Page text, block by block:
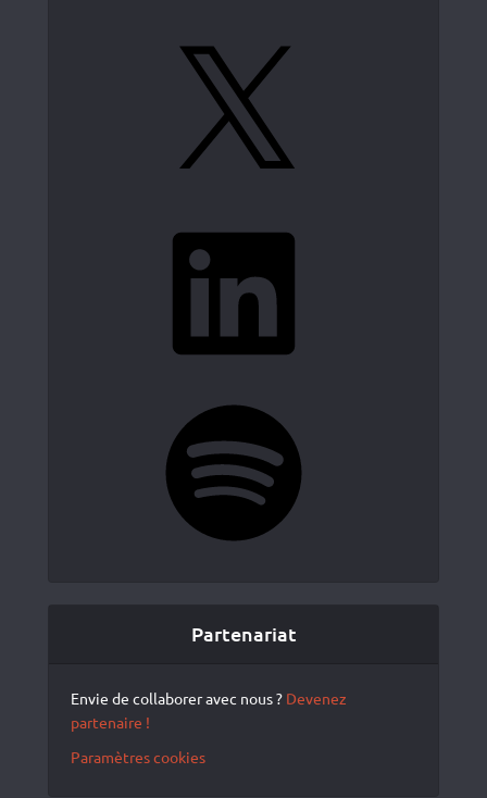
Partenariat
Envie de collaborer avec nous ? Devenez
partenaire !
Paramètres cookies